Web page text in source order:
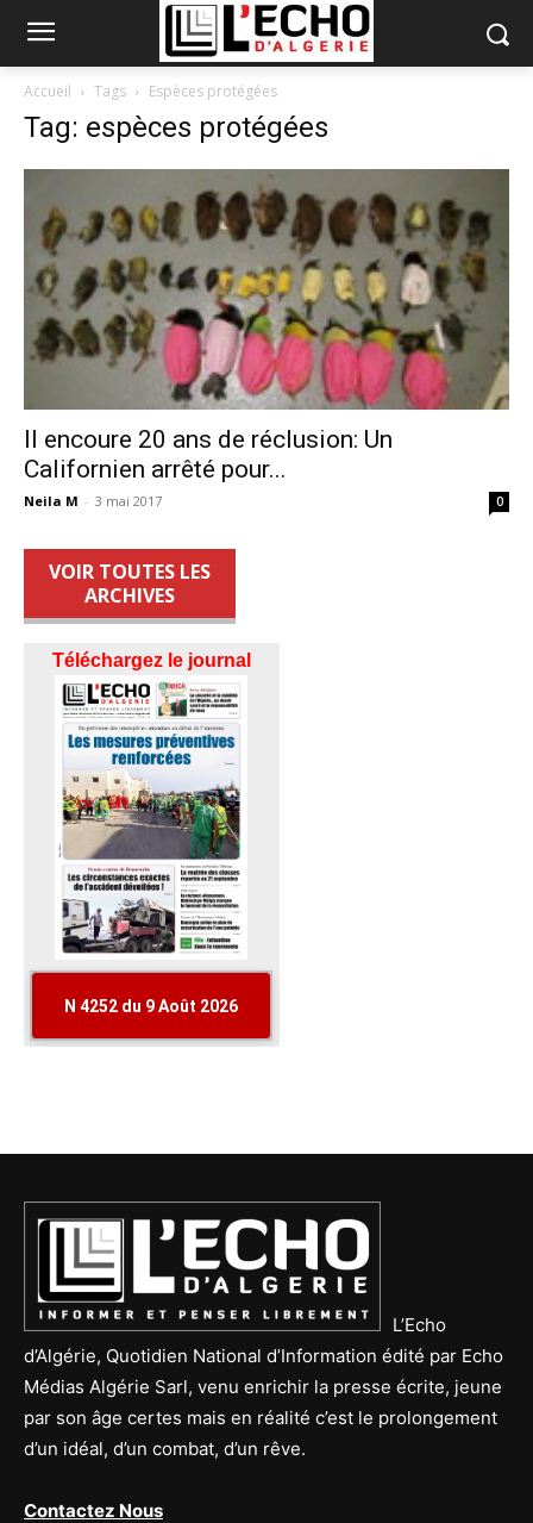
Accueil Tags Espèces protégées
Tag: espèces protégées
Il encoure 20 ans de réclusion: Un
Californien arrêté pour...
Neila M - 3 mai 2017 0
VOIR TOUTES LES
ARCHIVES
L’Echo
d’Algérie, Quotidien National d’Information édité par Echo
Médias Algérie Sarl, venu enrichir la presse écrite, jeune
par son âge certes mais en réalité c’est le prolongement
d’un idéal, d’un combat, d’un rêve.
Contactez Nous